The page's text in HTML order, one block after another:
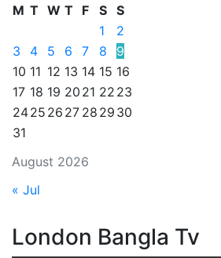
August 2026
M T W T F S S
1
2
3
4 5 6 7 8
9
10 11 12 13 14 15 16
17 18 19 20 21 22 23
2425 26 27 28 29 30
31
« Jul
London Bangla Tv